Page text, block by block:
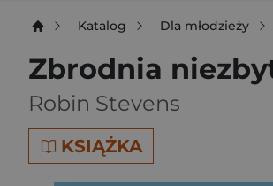
Katalog Dla młodzieży
Zbrodnia
Robin Stevens
KSIĄŻKA